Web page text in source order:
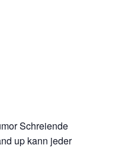
Schreiende
up kann jeder